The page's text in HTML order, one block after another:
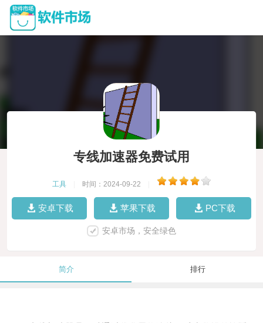
专线加速器免费试用
工具 时间：2024-09-22
安卓下载 苹果下载 PC下载
安卓市场，安全绿色
简介 排行